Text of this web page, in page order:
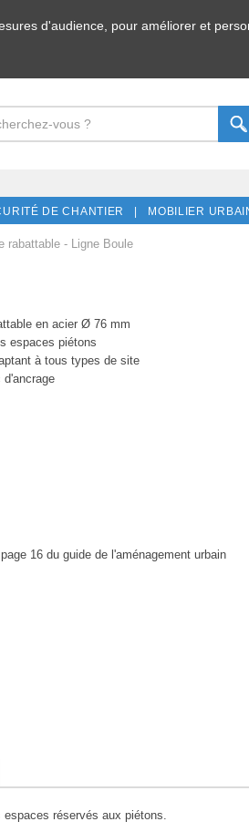
d'audience, pour améliorer et
DE CHANTIER | MOBILIER
rabattable - Ligne Boule
en acier Ø 76 mm
espaces piétons
à tous types de site
d'ancrage
16 du guide de l'aménagement urbain
réservés aux piétons.